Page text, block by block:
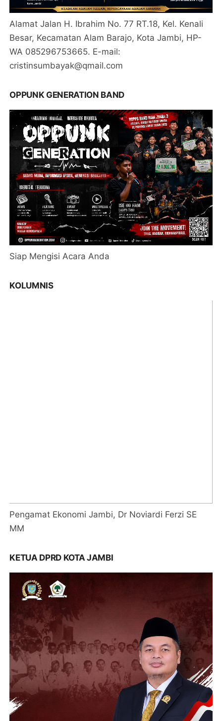
Alamat Jalan H. Ibrahim No. 77 RT.18, Kel. Kenali
Besar, Kecamatan Alam Barajo, Kota Jambi, HP-
WA 085296753665. E-mail:
cristinsumbayak@qmail.com
OPPUNK GENERATION BAND
Siap Mengisi Acara Anda
KOLUMNIS